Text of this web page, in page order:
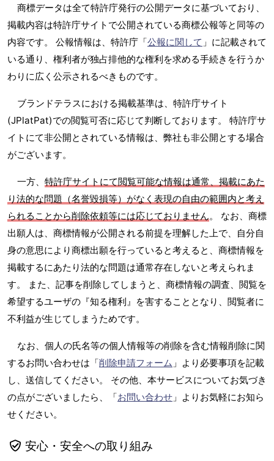
商標データは全て特許庁発行の公開データに基づいており、
掲載内容は特許庁サイトで公開されている商標公報等と同等の
内容です。 公報情報は、特許庁「公報に関して 」に記載されて
いる通り、権利者が独占排他的な権利を求める手続きを行うか
わりに広く公示されるべきものです。
ブランドテラスにおける掲載基準は、特許庁サイト
(JPlatPat)での閲覧可否に応じて判断しております。 特許庁サ
イトにて非公開とされている情報は、弊社も非公開とする場合
がございます。
一方、 特許庁サイトにて閲覧可能な情報は通常、掲載にあた
り法的な問題（名誉毀損等）がなく表現の自由の範囲内と考え
られることから削除依頼等には応じておりません。 なお、商標
出願人は、商標情報が公開される前提を理解した上で、自分自
身の意思により商標出願を行っていると考えると、商標情報を
掲載するにあたり法的な問題は通常存在しないと考えられま
す。 また、記事を削除してしまうと、商標情報の調査、閲覧を
希望するユーザの『知る権利』を害することとなり、閲覧者に
不利益が生じてしまうためです。
なお、個人の氏名等の個人情報等の削除を含む情報削除に関
するお問い合わせは「削除申請フォーム 」より必要事項を記載
し、送信してください。 その他、本サービスについてお気づき
の点がございましたら、「お問い合わせ 」よりお気軽にお知ら
せください。
安心・安全への取り組み